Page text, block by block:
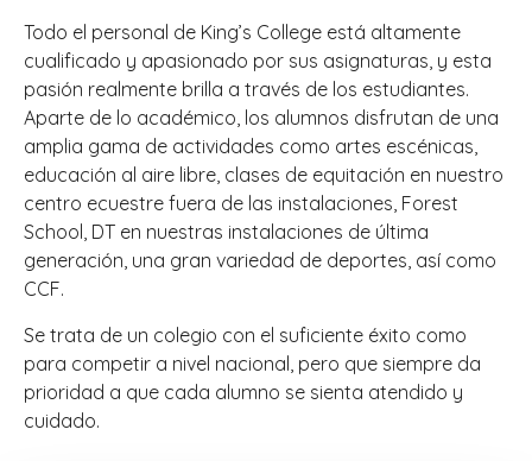
Todo el personal de King’s College está altamente
cualificado y apasionado por sus asignaturas, y esta
pasión realmente brilla a través de los estudiantes.
Aparte de lo académico, los alumnos disfrutan de una
amplia gama de actividades como artes escénicas,
educación al aire libre, clases de equitación en nuestro
centro ecuestre fuera de las instalaciones, Forest
School, DT en nuestras instalaciones de última
generación, una gran variedad de deportes, así como
CCF.
Se trata de un colegio con el suficiente éxito como
para competir a nivel nacional, pero que siempre da
prioridad a que cada alumno se sienta atendido y
cuidado.